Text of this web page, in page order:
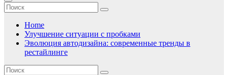
Home
Улучшение ситуации с пробками
Эволюция автодизайна: современные тренды в
рестайлинге